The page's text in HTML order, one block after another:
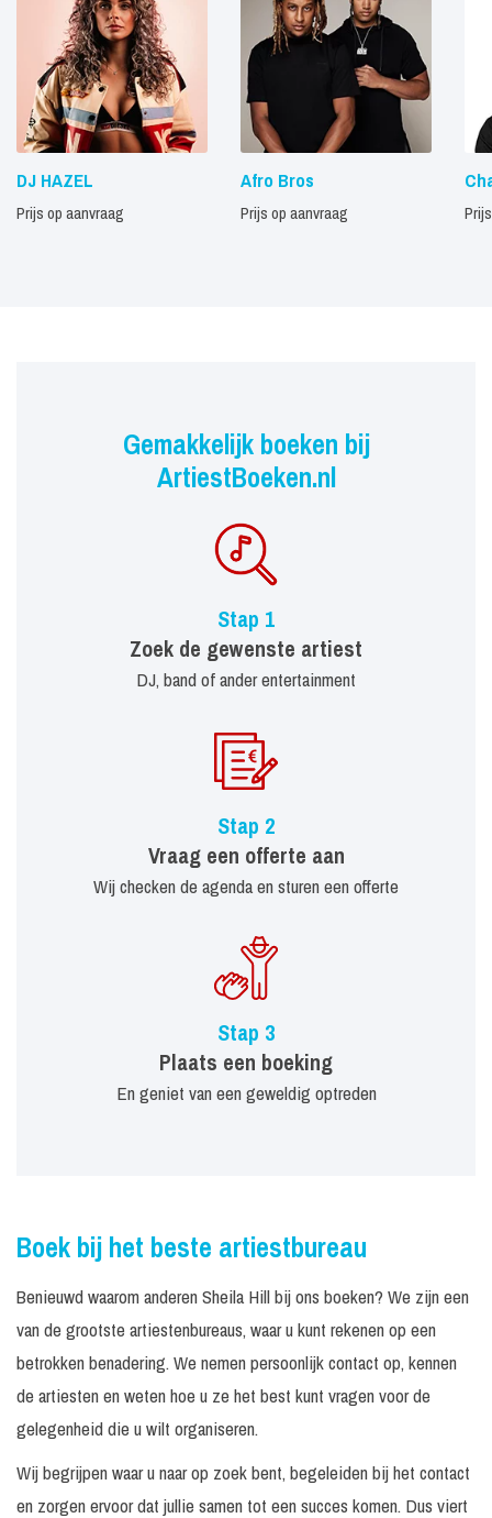
DJ HAZEL
Prijs op aanvraag
Afro Bros
Prijs op aanvraag
Gemakkelijk boeken bij
ArtiestBoeken.nl
Stap 1
Zoek de gewenste artiest
DJ, band of ander entertainment
Stap 2
Vraag een offerte aan
Wij checken de agenda en sturen een offerte
Stap 3
Plaats een boeking
En geniet van een geweldig optreden
Boek bij het beste artiestbureau
Benieuwd waarom anderen Sheila Hill bij ons boeken? We zijn een
van de grootste artiestenbureaus, waar u kunt rekenen op een
betrokken benadering. We nemen persoonlijk contact op, kennen
de artiesten en weten hoe u ze het best kunt vragen voor de
gelegenheid die u wilt organiseren.
Wij begrijpen waar u naar op zoek bent, begeleiden bij het contact
en zorgen ervoor dat jullie samen tot een succes komen. Dus viert